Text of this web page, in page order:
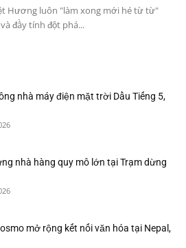
Hương luôn "làm xong mới hé từ từ"
đầy tính đột phá...
nhà máy điện mặt trời Dầu Tiếng 5,
nhà hàng quy mô lớn tại Trạm dừng
mở rộng kết nối văn hóa tại Nepal,